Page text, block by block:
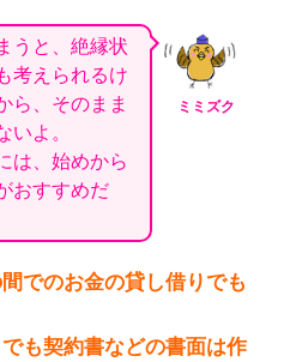
ミミズク
うと、絶縁状
考えられるけ
ら、そのまま
いよ。
は、始めから
おすすめだ
でのお金の貸し借りでも
も契約書などの書面は作